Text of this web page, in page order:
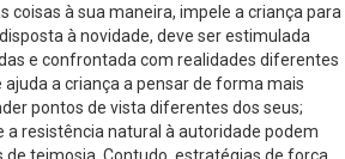
coisas à sua maneira, impele a criança para
à novidade, deve ser estimulada
e confrontada com realidades diferentes
ajuda a criança a pensar de forma mais
pontos de vista diferentes dos seus;
a resistência natural à autoridade podem